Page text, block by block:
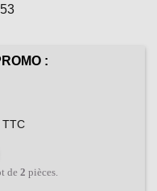
:
TTC
de 2 pièces.